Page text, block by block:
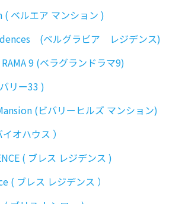
ベルエア マンション )
(ベルグラビア レジデンス)
RAMA 9 (ベラグランドラマ9)
リー33 )
(ビバリーヒルズ マンション)
オハウス ）
( ブレス レジデンス )
( ブレス レジデンス ）